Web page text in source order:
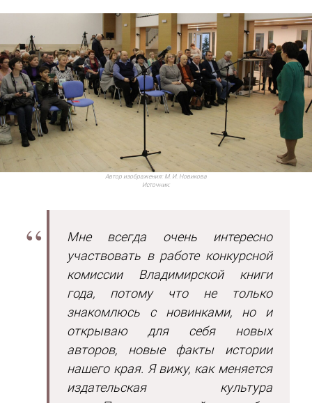
Автор изображения: М. И. Новикова
Источник:
Мне всегда очень интересно
участвовать в работе конкурсной
комиссии Владимирской книги
года, потому что не только
знакомлюсь с новинками, но и
открываю для себя новых
авторов, новые факты истории
нашего края. Я вижу, как меняется
издательская культура